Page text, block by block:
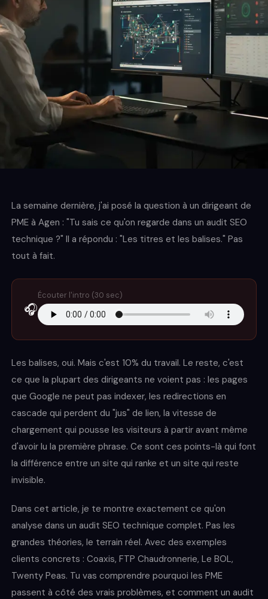
La semaine dernière, j'ai posé la question à un dirigeant de
PME à Agen : "Tu sais ce qu'on regarde dans un audit SEO
technique ?" Il a répondu : "Les titres et les balises." Pas
tout à fait.
🎧
Écouter l'intro (30 sec)
Les balises, oui. Mais c'est 10% du travail. Le reste, c'est
ce que la plupart des dirigeants ne voient pas : les pages
que Google ne peut pas indexer, les redirections en
cascade qui perdent du "jus" de lien, la vitesse de
chargement qui pousse les visiteurs à partir avant même
d'avoir lu la première phrase. Ce sont ces points-là qui font
la différence entre un site qui ranke et un site qui reste
invisible.
Dans cet article, je te montre exactement ce qu'on
analyse dans un audit SEO technique complet. Pas les
grandes théories, le terrain réel. Avec des exemples
clients concrets : Coaxis, FTP Chaudronnerie, Le BOL,
Twenty Peas. Tu vas comprendre pourquoi les PME
passent à côté des vrais problèmes, et comment un audit